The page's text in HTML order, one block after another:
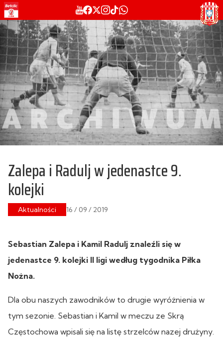
Zalepa i Radulj w jedenastce 9.
kolejki
Aktualności 16 / 09 / 2019
Sebastian Zalepa i Kamil Radulj znaleźli się w
jedenastce 9. kolejki II ligi według tygodnika Piłka
Nożna.
Dla obu naszych zawodników to drugie wyróżnienia w
tym sezonie. Sebastian i Kamil w meczu ze Skrą
Częstochowa wpisali się na listę strzelców nazej drużyny.